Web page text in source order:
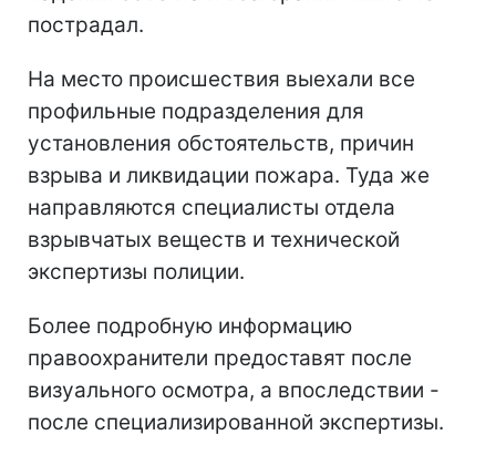
пострадал.
На место происшествия выехали все
профильные подразделения для
установления обстоятельств, причин
взрыва и ликвидации пожара. Туда же
направляются специалисты отдела
взрывчатых веществ и технической
экспертизы полиции.
Более подробную информацию
правоохранители предоставят после
визуального осмотра, а впоследствии -
после специализированной экспертизы.